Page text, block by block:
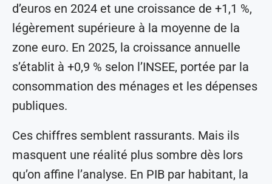
d’euros en 2024 et une croissance de +1,1 %,
légèrement supérieure à la moyenne de la
zone euro. En 2025, la croissance annuelle
s’établit à +0,9 % selon l’INSEE, portée par la
consommation des ménages et les dépenses
publiques.
Ces chiffres semblent rassurants. Mais ils
masquent une réalité plus sombre dès lors
qu’on affine l’analyse. En PIB par habitant, la